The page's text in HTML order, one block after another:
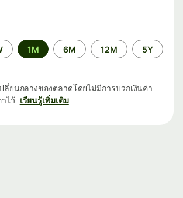
1M 6M 12M 5Y
ลี่ยนกลางของตลาดโดยไม่มีการบวกเงินค่า
ไว้ เรียนรู้เพิ่มเติม